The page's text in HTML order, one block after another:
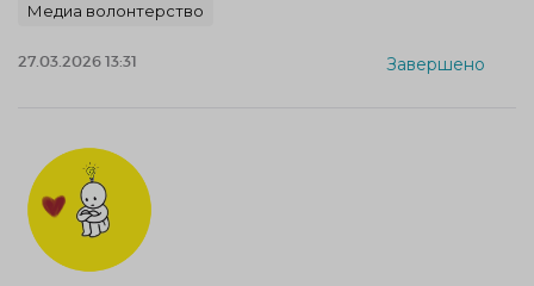
Медиа волонтерство
27.03.2026 13:31 Завершено